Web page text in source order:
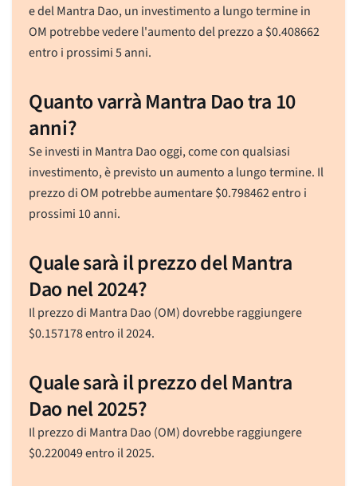
e del Mantra Dao, un investimento a lungo termine in
OM potrebbe vedere l'aumento del prezzo a $0.408662
entro i prossimi 5 anni.
Quanto varrà Mantra Dao tra 10
anni?
Se investi in Mantra Dao oggi, come con qualsiasi
investimento, è previsto un aumento a lungo termine. Il
prezzo di OM potrebbe aumentare$0.798462entro i
prossimi 10 anni.
Quale sarà il prezzo del Mantra
Dao nel 2024?
Il prezzo di Mantra Dao (OM) dovrebbe raggiungere
$0.157178entro il 2024.
Quale sarà il prezzo del Mantra
Dao nel 2025?
Il prezzo di Mantra Dao (OM) dovrebbe raggiungere
$0.220049entro il 2025.